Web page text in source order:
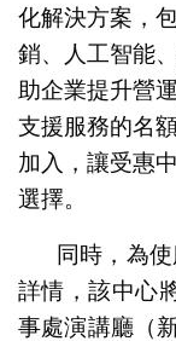
化解決方案，
銷、人工智能
助企業提升營
支援服務的名
加入，讓受惠
選擇。
同時，為
詳情，該中心
事處演講廳（